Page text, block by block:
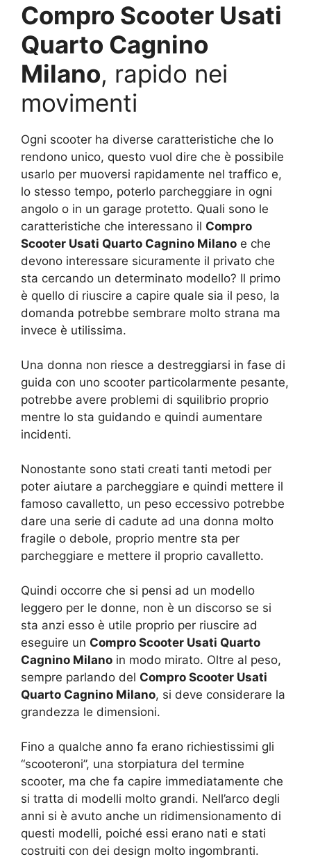
Compro Scooter Usati
Quarto Cagnino
Milano, rapido nei
movimenti
Ogni scooter ha diverse caratteristiche che lo
rendono unico, questo vuol dire che è possibile
usarlo per muoversi rapidamente nel traffico e,
lo stesso tempo, poterlo parcheggiare in ogni
angolo o in un garage protetto. Quali sono le
caratteristiche che interessano il Compro
Scooter Usati Quarto Cagnino Milano e che
devono interessare sicuramente il privato che
sta cercando un determinato modello? Il primo
è quello di riuscire a capire quale sia il peso, la
domanda potrebbe sembrare molto strana ma
invece è utilissima.
Una donna non riesce a destreggiarsi in fase di
guida con uno scooter particolarmente pesante,
potrebbe avere problemi di squilibrio proprio
mentre lo sta guidando e quindi aumentare
incidenti.
Nonostante sono stati creati tanti metodi per
poter aiutare a parcheggiare e quindi mettere il
famoso cavalletto, un peso eccessivo potrebbe
dare una serie di cadute ad una donna molto
fragile o debole, proprio mentre sta per
parcheggiare e mettere il proprio cavalletto.
Quindi occorre che si pensi ad un modello
leggero per le donne, non è un discorso se si
sta anzi esso è utile proprio per riuscire ad
eseguire un Compro Scooter Usati Quarto
Cagnino Milano in modo mirato. Oltre al peso,
sempre parlando del Compro Scooter Usati
Quarto Cagnino Milano, si deve considerare la
grandezza le dimensioni.
Fino a qualche anno fa erano richiestissimi gli
“scooteroni”, una storpiatura del termine
scooter, ma che fa capire immediatamente che
si tratta di modelli molto grandi. Nell’arco degli
anni si è avuto anche un ridimensionamento di
questi modelli, poiché essi erano nati e stati
costruiti con dei design molto ingombranti.